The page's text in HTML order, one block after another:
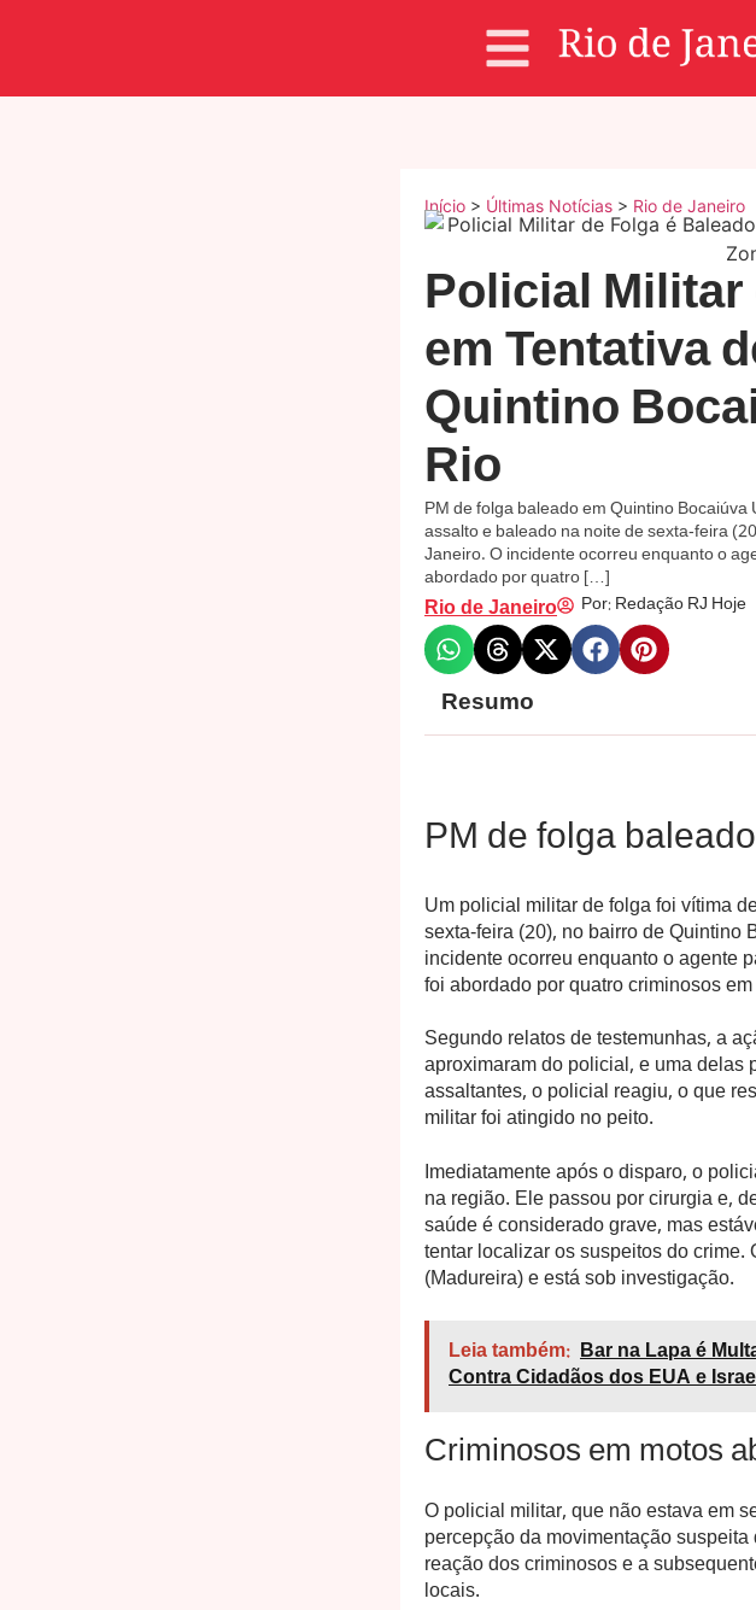
Início > Últimas Notícias > Rio de Janeiro
Policial Militar
em Tentativa
Quintino
Rio
PM de folga baleado em Quintino
assalto e baleado na noite de sexta-feira
Janeiro. O incidente ocorreu enquanto o
abordado por quatro […]
Rio de Janeiro Por: Redação RJ Hoje
Resumo
PM de folga
Um policial militar de folga foi vítima
sexta-feira (20), no bairro de Quintino
incidente ocorreu enquanto o agente
foi abordado por quatro criminosos
Segundo relatos de testemunhas, a
aproximaram do policial, e uma delas
assaltantes, o policial reagiu, o que
militar foi atingido no peito.
Imediatamente após o disparo, o
na região. Ele passou por cirurgia e,
saúde é considerado grave, mas
tentar localizar os suspeitos do
(Madureira) e está sob investigação.
Leia também: Bar na Lapa é
Contra Cidadãos dos EUA e
Criminosos em motos
O policial militar, que não estava em
percepção da movimentação
reação dos criminosos e a
locais.